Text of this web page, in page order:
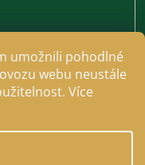
umožnili pohodlné
webu neustále
Více